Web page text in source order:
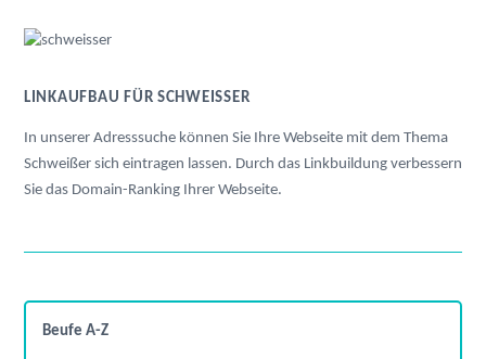
LINKAUFBAU FÜR SCHWEISSER
In unserer Adresssuche können Sie Ihre Webseite mit dem Thema
Schweißer sich eintragen lassen. Durch das Linkbuildung verbessern
Sie das Domain-Ranking Ihrer Webseite.
Beufe A-Z